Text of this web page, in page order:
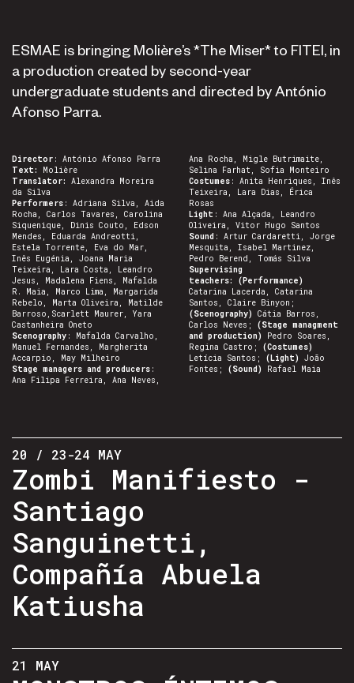
ESMAE is bringing Molière’s *The Miser* to FITEI, in
a production created by second-year
undergraduate students and directed by António
Afonso Parra.
Director : António Afonso Parra
Text: Molière
Translator:
Alexandra Moreira
da Silva
Performers : Adriana Silva, Aida
Rocha, Carlos Tavares, Carolina
Siquenique, Dinis Couto, Edson
Mendes, Eduarda Andreotti,
Estela Torrente, Eva do Mar,
Inês Eugénia, Joana Maria
Teixeira, Lara Costa, Leandro
Jesus, Madalena Fiens, Mafalda
R. Maia, Marco Lima, Margarida
Rebelo, Marta Oliveira, Matilde
Barroso,Scarlett Maurer, Yara
Castanheira Oneto
Scenography : Mafalda Carvalho,
Manuel Fernandes, Margherita
Accarpio, May Milheiro
Stage managers and producers :
Ana Filipa Ferreira, Ana Neves,
Ana Rocha, Migle Butrimaite,
Selina Farhat, Sofia Monteiro
Costumes : Anita Henriques, Inês
Teixeira, Lara Dias, Érica
Rosas
Light : Ana Alçada, Leandro
Oliveira, Vitor Hugo Santos
Sound : Artur Cardaretti, Jorge
Mesquita, Isabel Martinez,
Pedro Berend, Tomás Silva
Supervising
teachers: (Performance)
Catarina Lacerda, Catarina
Santos, Claire Binyon;
(Scenography)
Cátia Barros,
Carlos Neves; (Stage managment
and production)
Pedro Soares,
Regina Castro; (Costumes)
Letícia Santos; (Light)
João
Fontes; (Sound) Rafael Maia
20 / 23-24 MAY
Zombi Manifiesto -
Santiago
Sanguinetti,
Compañía Abuela
Katiusha
21 MAY